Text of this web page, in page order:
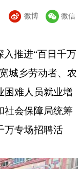
微博 微信
入推进“百日千万
城乡劳动者、农
困难人员就业增
社会保障局统筹
万专场招聘活